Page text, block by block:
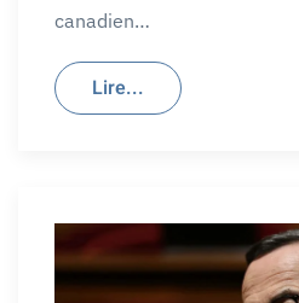
canadien…
Lire...